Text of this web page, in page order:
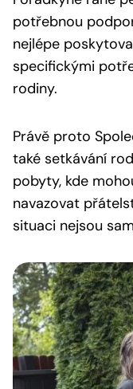
potřebnou
nejlépe
specifickými
rodiny.
Právě proto
také setkávání
pobyty, kde
navazovat
situaci nejsou